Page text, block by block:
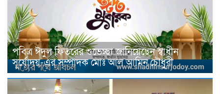
পবিত্র ঈদুল ফিতরের শুভেচ্ছা জানিয়েছেন স্বাধীন
সূর্যোদয়-এর সম্পাদক মোঃ আল আমিন চৌধুরী